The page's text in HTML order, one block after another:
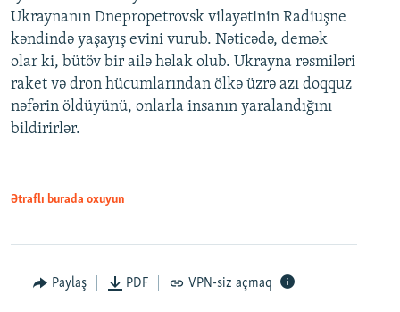
Ukraynanın Dnepropetrovsk vilayətinin Radiuşne
kəndində yaşayış evini vurub. Nəticədə, demək
olar ki, bütöv bir ailə həlak olub. Ukrayna rəsmiləri
raket və dron hücumlarından ölkə üzrə azı doqquz
nəfərin öldüyünü, onlarla insanın yaralandığını
bildirirlər.
Ətraflı burada oxuyun
Paylaş PDF VPN-siz açmaq